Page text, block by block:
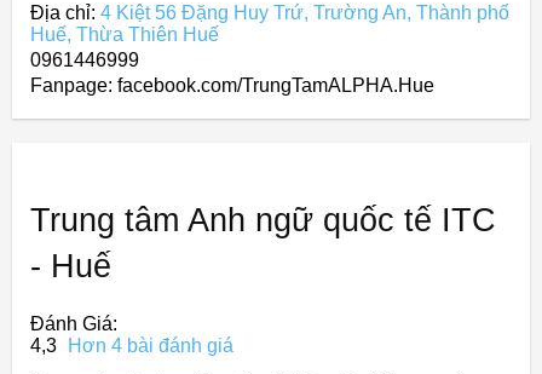
Địa chỉ: 4 Kiệt 56 Đặng Huy Trứ, Trường An, Thành phố
Huế, Thừa Thiên Huế
0961446999
Fanpage: facebook.com/TrungTamALPHA.Hue
Trung tâm Anh ngữ quốc tế ITC
- Huế
Đánh Giá:
4,3
Hơn 4 bài đánh giá